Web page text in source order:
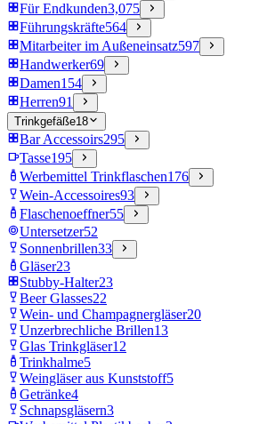
Für Endkunden3,075
Führungskräfte564
Mitarbeiter im Außeneinsatz597
Handwerker69
Damen154
Herren91
Trinkgefäße18
Bar Accessoirs295
Tasse195
Werbemittel Trinkflaschen176
Wein-Accessoires93
Flaschenoeffner55
Untersetzer52
Sonnenbrillen33
Gläser23
Stubby-Halter23
Beer Glasses22
Wein- und Champagnergläser20
Unzerbrechliche Brillen13
Glas Trinkgläser12
Trinkhalme5
Weingläser aus Kunststoff5
Getränke4
Schnapsgläsern3